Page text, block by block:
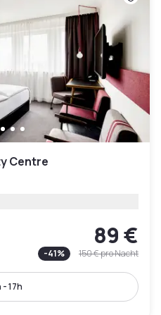
Centre
89 €
-41% 150 €pro Nacht
17h